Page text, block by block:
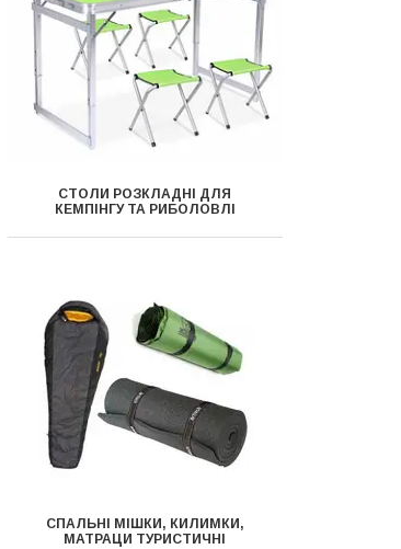
СТОЛИ РОЗКЛАДНІ ДЛЯ
КЕМПІНГУ ТА РИБОЛОВЛІ
СПАЛЬНІ МІШКИ, КИЛИМКИ,
МАТРАЦИ ТУРИСТИЧНІ